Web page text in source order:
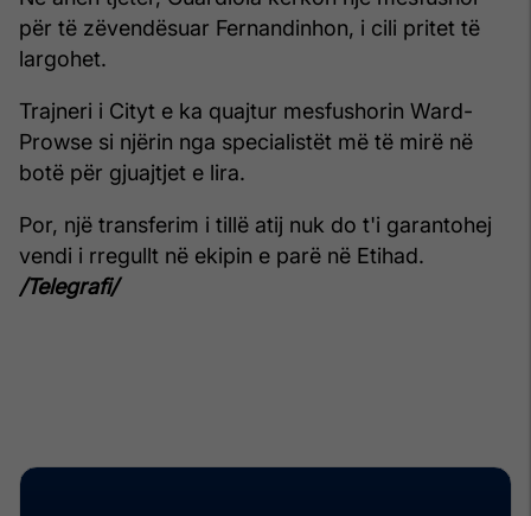
për të zëvendësuar Fernandinhon, i cili pritet të
largohet.
Trajneri i Cityt e ka quajtur mesfushorin Ward-
Prowse si njërin nga specialistët më të mirë në
botë për gjuajtjet e lira.
Por, një transferim i tillë atij nuk do t'i garantohej
vendi i rregullt në ekipin e parë në Etihad.
/Telegrafi/